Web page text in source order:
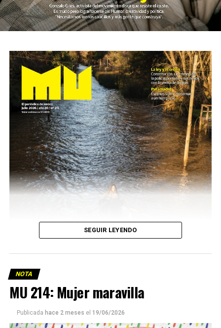
SEGUIR LEYENDO
NOTA
MU 214: Mujer maravilla
Publicada hace 2 meses el 19/06/2026